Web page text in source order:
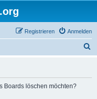
Anmelden
Registrieren
Boards löschen möchten?